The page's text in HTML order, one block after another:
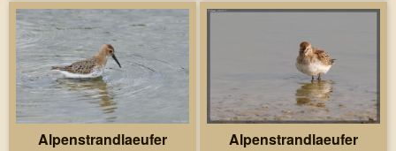
Alpenstrandlaeufer Alpenstrandlaeufer